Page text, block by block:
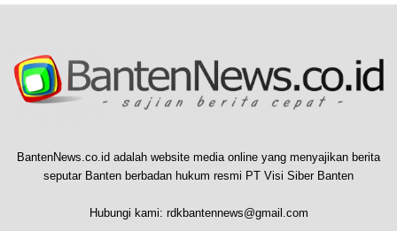
BantenNews.co.id adalah website media online yang menyajikan berita
seputar Banten berbadan hukum resmi PT Visi Siber Banten
Hubungi kami: rdkbantennews@gmail.com